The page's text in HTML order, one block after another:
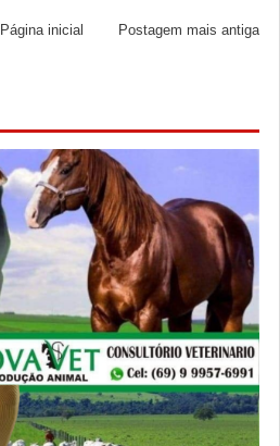
Postagem mais antiga
Página inicial